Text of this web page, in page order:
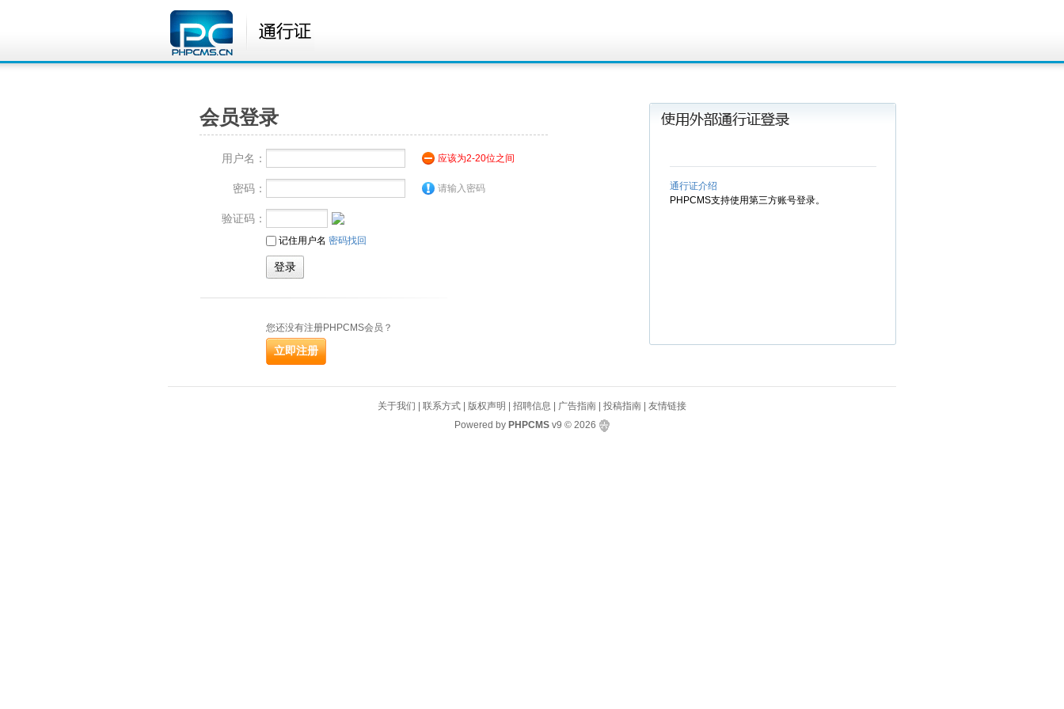
会员登录
用户名： 应该为2-20位之间
密码： 请输入密码
验证码：
记住用户名 密码找回
您还没有注册PHPCMS会员？
通行证介绍
PHPCMS支持使用第三方账号登录。
关于我们 联系方式 版权声明 招聘信息 广告指南 投稿指南
友情链接
Powered by PHPCMS v9 © 2026